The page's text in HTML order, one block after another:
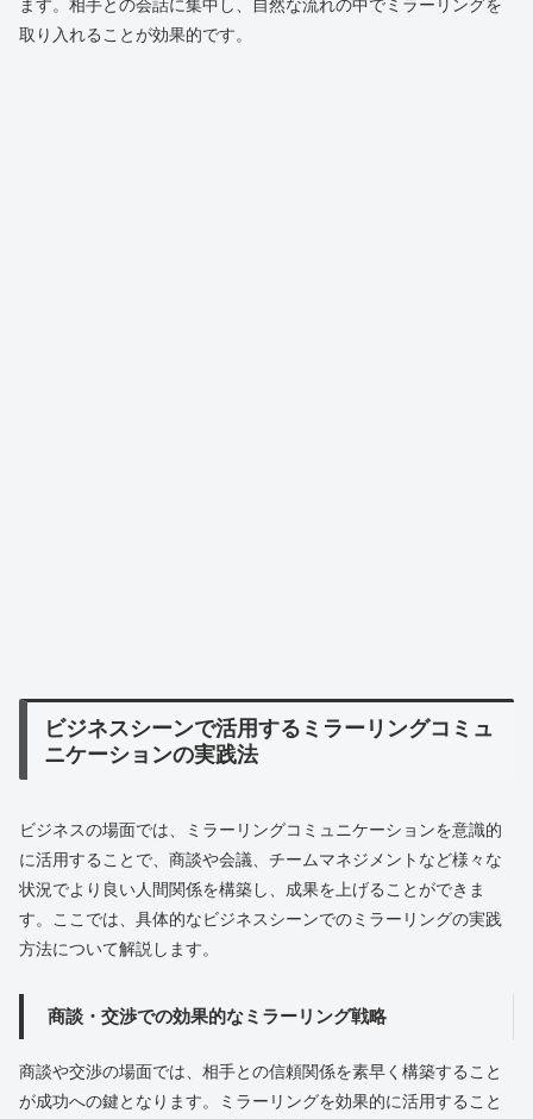
ます。相手との会話に集中し、自然な流れの中でミラーリングを
取り入れることが効果的です。
ビジネスシーンで活用するミラーリングコミュ
ニケーションの実践法
ビジネスの場面では、ミラーリングコミュニケーションを意識的
に活用することで、商談や会議、チームマネジメントなど様々な
状況でより良い人間関係を構築し、成果を上げることができま
す。ここでは、具体的なビジネスシーンでのミラーリングの実践
方法について解説します。
商談・交渉での効果的なミラーリング戦略
商談や交渉の場面では、相手との信頼関係を素早く構築すること
が成功への鍵となります。ミラーリングを効果的に活用すること